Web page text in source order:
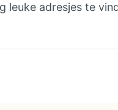
leuke adresjes te